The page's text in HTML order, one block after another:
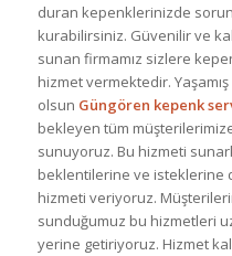
duran kepenklerinizde sorun
kurabilirsiniz. Güvenilir ve
sunan firmamız sizlere
hizmet vermektedir.
olsun Güngören kepenk
bekleyen tüm
sunuyoruz. Bu hizmeti
beklentilerine ve isteklerine
hizmeti veriyoruz.
sunduğumuz bu hizmetleri
yerine getiriyoruz. Hizmet